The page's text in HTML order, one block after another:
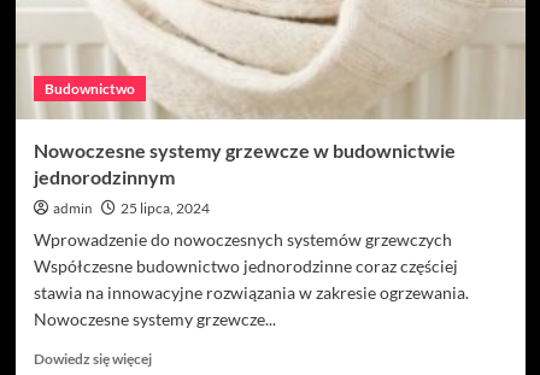
Budownictwo
Nowoczesne systemy grzewcze w budownictwie
jednorodzinnym
admin 25 lipca, 2024
Wprowadzenie do nowoczesnych systemów grzewczych
Współczesne budownictwo jednorodzinne coraz częściej
stawia na innowacyjne rozwiązania w zakresie ogrzewania.
Nowoczesne systemy grzewcze...
Dowiedz się więcejDowiedz